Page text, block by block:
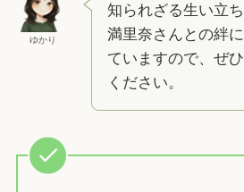
ゆかり
知られざる生い立
満里奈さんとの絆
ていますので、ぜ
ください。